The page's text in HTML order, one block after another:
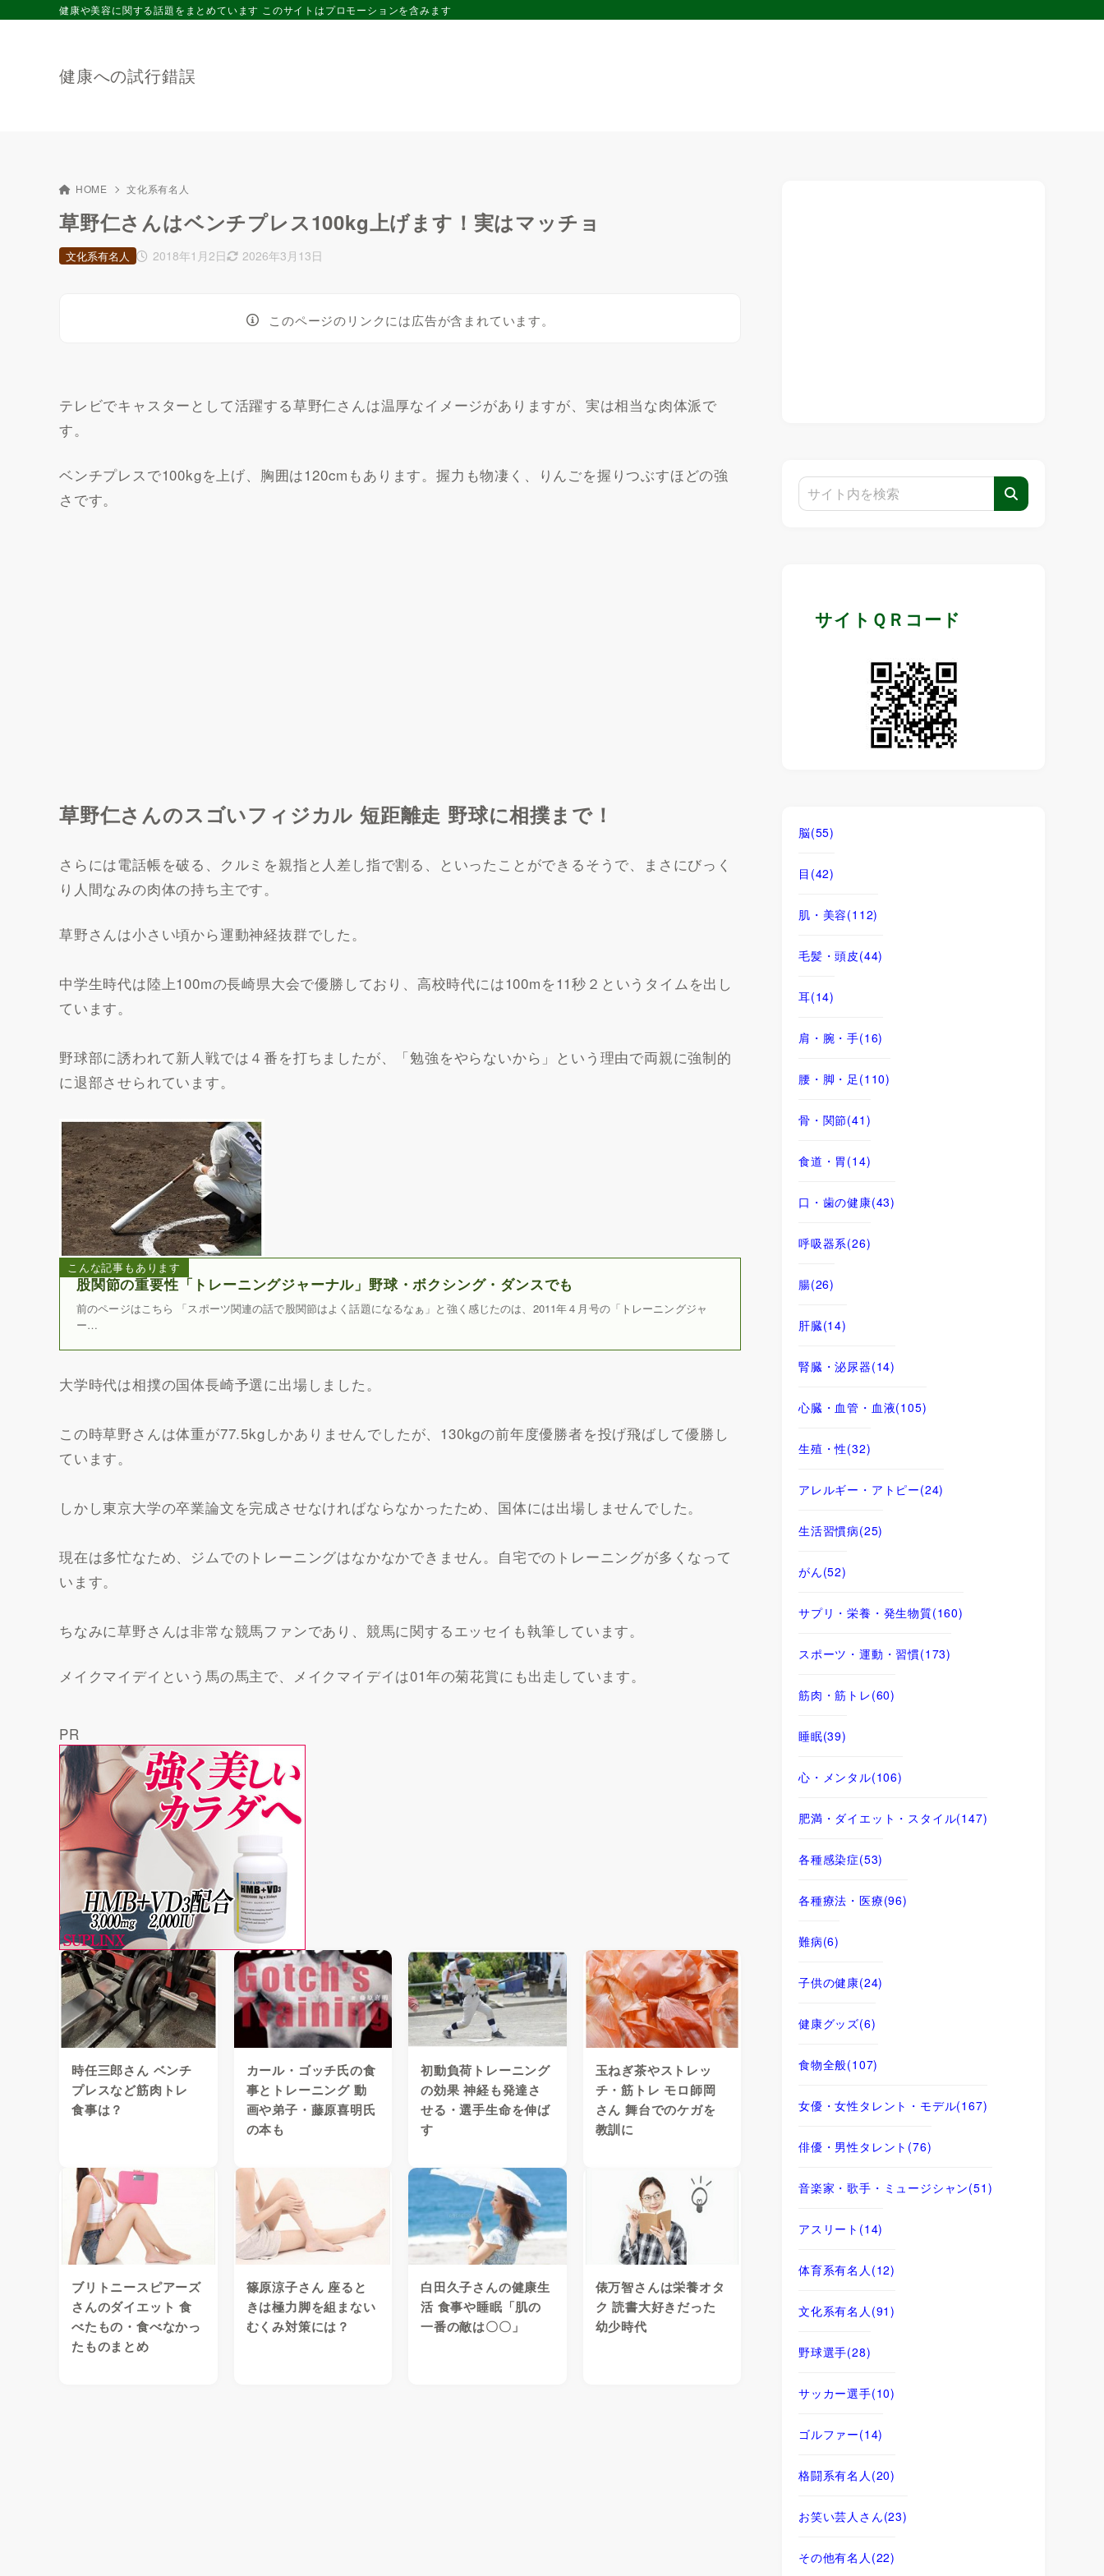
健康への試行錯誤
健康や美容に関する話題をまとめています このサイトはプロモーションを含みます
HOME 文化系有名人
草野仁さんはベンチプレス100kg上げます！実はマッチョ
2018年1月2日 2026年3月13日
文化系有名人
このページのリンクには広告が含まれています。
テレビでキャスターとして活躍する草野仁さんは温厚なイメージがありますが、実は相当な肉体派で
す。
ベンチプレスで100kgを上げ、胸囲は120cmもあります。握力も物凄く、りんごを握りつぶすほどの強
さです。
草野仁さんのスゴいフィジカル 短距離走 野球に相撲まで！
さらには電話帳を破る、クルミを親指と人差し指で割る、といったことができるそうで、まさにびっく
り人間なみの肉体の持ち主です。
草野さんは小さい頃から運動神経抜群でした。
中学生時代は陸上100mの長崎県大会で優勝しており、高校時代には100mを11秒２というタイムを出し
ています。
野球部に誘われて新人戦では４番を打ちましたが、「勉強をやらないから」という理由で両親に強制的
に退部させられています。
こんな記事もあります
股関節の重要性「トレーニングジャーナル」野球・ボクシング・ダンスでも
前のページはこちら 「スポーツ関連の話で股関節はよく話題になるなぁ」と強く感じたのは、2011年４月号の「トレーニングジャ
ー…
大学時代は相撲の国体長崎予選に出場しました。
この時草野さんは体重が77.5kgしかありませんでしたが、130kgの前年度優勝者を投げ飛ばして優勝し
ています。
しかし東京大学の卒業論文を完成させなければならなかったため、国体には出場しませんでした。
現在は多忙なため、ジムでのトレーニングはなかなかできません。自宅でのトレーニングが多くなって
います。
ちなみに草野さんは非常な競馬ファンであり、競馬に関するエッセイも執筆しています。
メイクマイデイという馬の馬主で、メイクマイデイは01年の菊花賞にも出走しています。
PR
時任三郎さん ベンチ
プレスなど筋肉トレ
食事は？
カール・ゴッチ氏の食
事とトレーニング 動
画や弟子・藤原喜明氏
の本も
初動負荷トレーニング
の効果 神経も発達さ
せる・選手生命を伸ば
す
玉ねぎ茶やストレッ
チ・筋トレ モロ師岡
さん 舞台でのケガを
教訓に
ブリトニースピアーズ
さんのダイエット 食
べたもの・食べなかっ
たものまとめ
篠原涼子さん 座ると
きは極力脚を組まない
むくみ対策には？
白田久子さんの健康生
活 食事や睡眠「肌の
一番の敵は〇〇」
俵万智さんは栄養オタ
ク 読書大好きだった
幼少時代
サイトＱＲコード
脳(55)
目 (42)
肌・美容(112)
毛髪・頭皮(44)
耳(14)
肩・腕・手(16)
腰・脚・足 (110)
骨・関節(41)
食道・胃 (14)
口・歯の健康(43)
呼吸器系(26)
腸(26)
肝臓(14)
腎臓・泌尿器(14)
心臓・血管・血液(105)
生殖・性(32)
アレルギー・アトピー(24)
生活習慣病(25)
がん(52)
サプリ・栄養・発生物質(160)
スポーツ・運動・習慣(173)
筋肉・筋トレ(60)
睡眠(39)
心・メンタル(106)
肥満・ダイエット・スタイル(147)
各種感染症(53)
各種療法・医療(96)
難病(6)
子供の健康(24)
健康グッズ(6)
食物全般(107)
女優・女性タレント・モデル(167)
俳優・男性タレント (76)
音楽家・歌手・ミュージシャン(51)
アスリート (14)
体育系有名人 (12)
文化系有名人 (91)
野球選手(28)
サッカー選手(10)
ゴルファー(14)
格闘系有名人 (20)
お笑い芸人さん(23)
その他有名人 (22)